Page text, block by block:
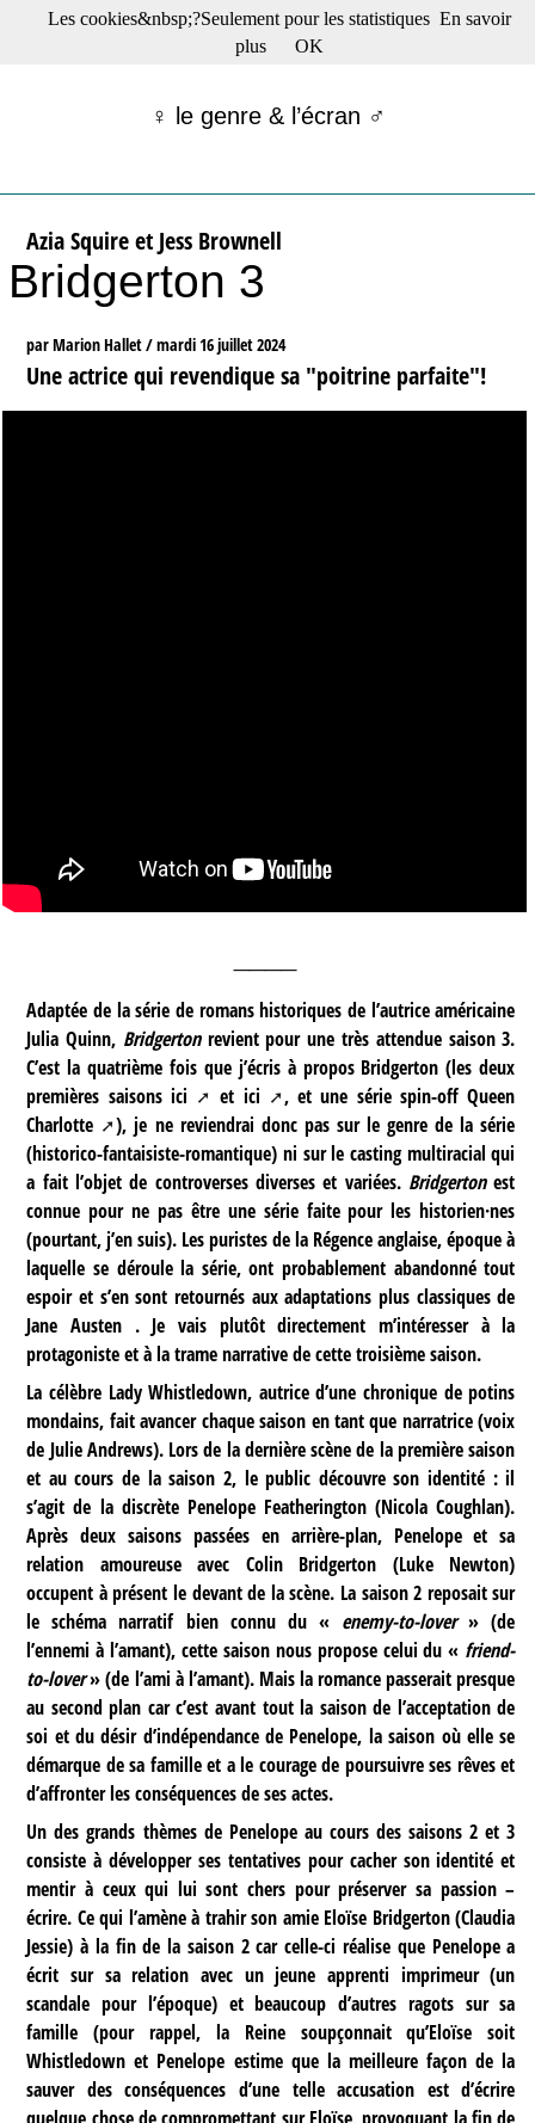
☰ Menu
Films récents
Tribunes
Bloc-notes
Archives
S’abonner à la Lettre !
♀ le genre & l’écran ♂
Azia Squire et Jess Brownell
Bridgerton 3
par Marion Hallet /mardi 16 juillet 2024
Une actrice qui revendique sa "poitrine parfaite"!
Adaptée de la série de romans historiques de l’autrice américaine
Julia Quinn, Bridgertonrevient pour une très attendue saison 3.
C’est la quatrième fois que j’écris à propos Bridgerton (les deux
premières saisons ici et ici , et une série spin-offQueen
Charlotte
), je ne reviendrai donc pas sur le genre de la série
(historico-fantaisiste-romantique) ni sur le casting multiracial qui
a fait l’objet de controverses diverses et variées. Bridgertonest
connue pour ne pas être une série faite pour les historien·nes
(pourtant, j’en suis). Les puristes de la Régence anglaise, époque à
laquelle se déroule la série, ont probablement abandonné tout
espoir et s’en sont retournés aux adaptations plus classiques de
Jane Austen . Je vais plutôt directement m’intéresser à la
protagoniste et à la trame narrative de cette troisième saison.
La célèbre Lady Whistledown, autrice d’une chronique de potins
mondains, fait avancer chaque saison en tant que narratrice (voix
de Julie Andrews). Lors de la dernière scène de la première saison
et au cours de la saison 2, le public découvre son identité : il
s’agit de la discrète Penelope Featherington (Nicola Coughlan).
Après deux saisons passées en arrière-plan, Penelope et sa
relation amoureuse avec Colin Bridgerton (Luke Newton)
occupent à présent le devant de la scène. La saison 2 reposait sur
le schéma narratif bien connu du « enemy-to-lover» (de
l’ennemi à l’amant), cette saison nous propose celui du « friend-
to-lover» (de l’ami à l’amant). Mais la romance passerait presque
au second plan car c’est avant tout la saison de l’acceptation de
soi et du désir d’indépendance de Penelope, la saison où elle se
démarque de sa famille et a le courage de poursuivre ses rêves et
d’affronter les conséquences de ses actes.
Un des grands thèmes de Penelope au cours des saisons 2 et 3
consiste à développer ses tentatives pour cacher son identité et
mentir à ceux qui lui sont chers pour préserver sa passion –
écrire. Ce qui l’amène à trahir son amie Eloïse Bridgerton (Claudia
Jessie) à la fin de la saison 2 car celle-ci réalise que Penelope a
écrit sur sa relation avec un jeune apprenti imprimeur (un
scandale pour l’époque) et beaucoup d’autres ragots sur sa
famille (pour rappel, la Reine soupçonnait qu’Eloïse soit
Whistledown et Penelope estime que la meilleure façon de la
sauver des conséquences d’une telle accusation est d’écrire
Les cookies&nbsp;?Seulement pour les statistiques En savoir
plus
OK